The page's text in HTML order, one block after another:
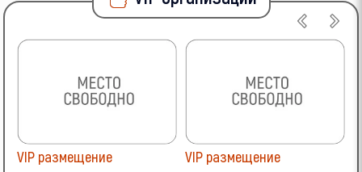
VIP размещение VIP размещение